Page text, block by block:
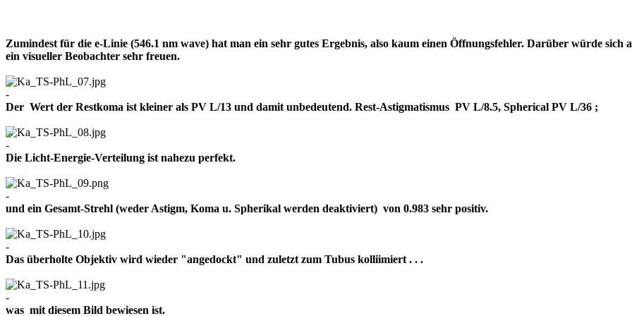
Zumindest für die e-Linie (546.1 nm wave) hat man ein sehr gutes Ergebnis, also kaum einen Öffnungsfehler. Darüber würde sich
ein visueller Beobachter sehr freuen.
-
Der Wert der Restkoma ist kleiner als PV L/13 und damit unbedeutend. Rest-Astigmatismus PV L/8.5, Spherical PV L/36 ;
-
Die Licht-Energie-Verteilung ist nahezu perfekt.
-
und ein Gesamt-Strehl (weder Astigm, Koma u. Spherikal werden deaktiviert) von 0.983 sehr positiv.
-
Das überholte Objektiv wird wieder "angedockt" und zuletzt zum Tubus kolliimiert . . .
-
was mit diesem Bild bewiesen ist.